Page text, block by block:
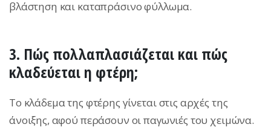
βλάστηση και καταπράσινο φύλλωμα.
3. Πώς πολλαπλασιάζεται και πώς
κλαδεύεται η φτέρη;
Το κλάδεμα της φτέρης γίνεται στις αρχές της
άνοιξης, αφού περάσουν οι παγωνιές του χειμώνα.